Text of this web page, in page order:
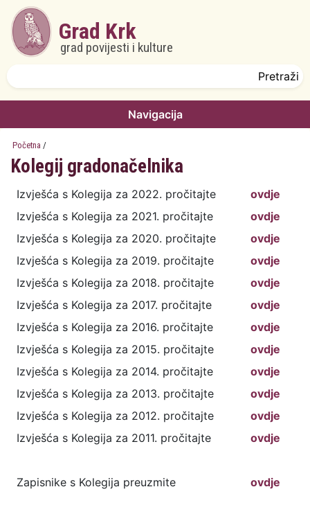
Skoči na glavni sadržaj
Grad Krk
grad povijesti i kulture
Navigacija
Početna /
Kolegij gradonačelnika
Izvješća s Kolegija za 2022. pročitajte
ovdje
Izvješća s Kolegija za 2021. pročitajte
ovdje
Izvješća s Kolegija za 2020. pročitajte
ovdje
Izvješća s Kolegija za 2019. pročitajte
ovdje
Izvješća s Kolegija za 2018. pročitajte
ovdje
Izvješća s Kolegija za 2017. pročitajte
ovdje
Izvješća s Kolegija za 2016. pročitajte
ovdje
Izvješća s Kolegija za 2015. pročitajte
ovdje
Izvješća s Kolegija za 2014. pročitajte
ovdje
Izvješća s Kolegija za 2013. pročitajte
ovdje
Izvješća s Kolegija za 2012. pročitajte
ovdje
Izvješća s Kolegija za 2011. pročitajte
ovdje
Zapisnike s Kolegija preuzmite ovdje